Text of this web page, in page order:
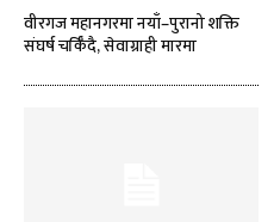
वीरगज महानगरमा नयाँ–पुरानो शक्ति
संघर्ष चर्किँदै, सेवाग्राही मारमा